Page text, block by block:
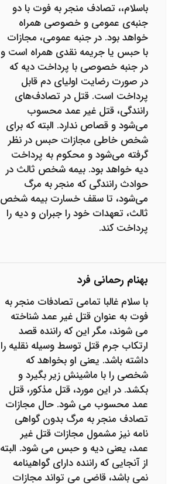
باسلام،، تصادف منجر به فوت با دو
جنبه‌ی عمومی ‌و خصوصی همراه
خواهد بود. در جنبه عمومی، مجازات
با حبس یا جریمه نقدی همراه است و
در جنبه خصوصی با پرداخت دیه که
در صورت رضایت اولیای دم قابل
پرداخت است. قتل در تصادف‌های
رانندگی، قتل غیر عمد محسوب
می‌شود و قصاص ندارد. البته که برای
شخص خاطی مجازات حبس در نظر
گرفته می‌شود و محکوم به پرداخت
دیه خواهد بود. بیمه شخص ثالث در
حوادث رانندگی که منجر به مرگ
می‌شود، تا سقف خسارت بیمه شخص
ثالث، تعهدات خود را جبران و دیه را
پرداخت کند.
بهنام رحمانی فرد
با سلام غالبا تمامی تصادفات منجر به
فوت به عنوان قتل غیر عمد شناخته
می شوند، مگر این که راننده قصد
ارتکاب جرم قتل توسط وسیله نقلیه را
داشته باشد. یعنی او بخواهد که
شخصی را با ماشینش زیر بگیرد و
بکشد. در این مورد، قتل مذکور، قتل
عمد محسوب می شود. حال مجازات
تصادف منجر به مرگ بدون گواهی
نامه نیز مشمول مجازات قتل غیر
عمد، یعنی دیه و حبس می شود. البته
از آنجایی که راننده دارای گواهینامه
نمی باشد، قاضی می تواند مجازات